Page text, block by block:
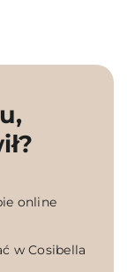
online
w Cosibella